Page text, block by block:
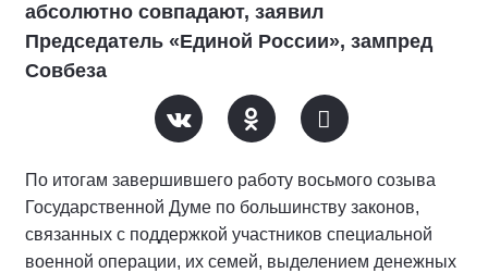
абсолютно совпадают, заявил
Председатель «Единой России», зампред
Совбеза
По итогам завершившего работу восьмого созыва
Государственной Думе по большинству законов,
связанных с поддержкой участников специальной
военной операции, их семей, выделением денежных